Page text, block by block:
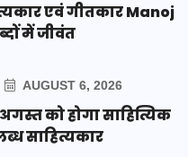
एवं गीतकार Manoj
में जीवंत
AUGUST 6, 2026
को होगा साहित्यिक
साहित्यकार